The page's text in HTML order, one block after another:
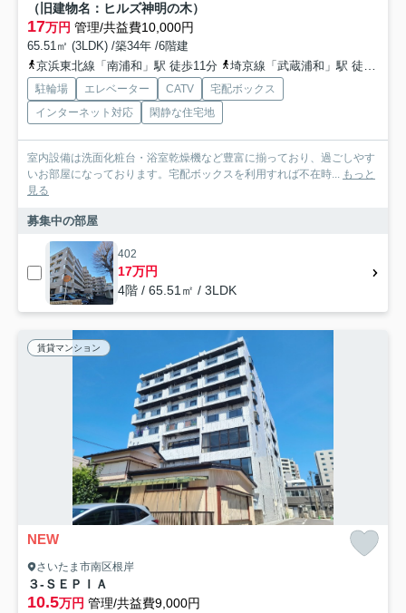
（旧建物名：ヒルズ神明の木）
17万円 管理/共益費10,000円
65.51㎡ (3LDK) /築34年 /6階建
京浜東北線「南浦和」駅 徒歩11分
埼京線「武蔵浦和」駅 徒歩21分
駐輪場 エレベーター CATV
宅配ボックス
インターネット対応
閑静な住宅地
室内設備は洗面化粧台・浴室乾燥機など豊富に揃っており、過ごしやす
いお部屋になっております。宅配ボックスを利用すれば不在時... もっと
見る
募集中の部屋
402
17万円
4階 / 65.51㎡ / 3LDK
賃貸マンション
NEW
さいたま市南区根岸
３-ＳＥＰＩＡ
10.5万円 管理/共益費9,000円